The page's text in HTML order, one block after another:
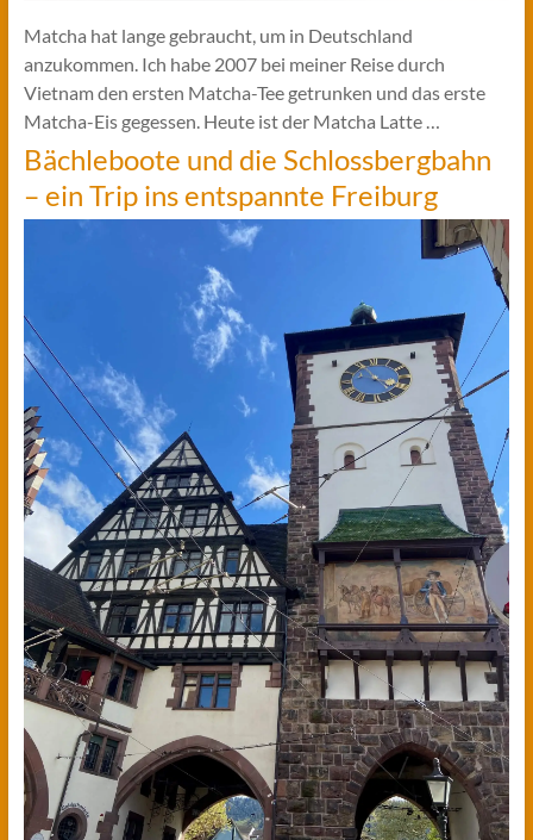
Matcha hat lange gebraucht, um in Deutschland
anzukommen. Ich habe 2007 bei meiner Reise durch
Vietnam den ersten Matcha-Tee getrunken und das erste
Matcha-Eis gegessen. Heute ist der Matcha Latte …
Bächleboote und die Schlossbergbahn
– ein Trip ins entspannte Freiburg